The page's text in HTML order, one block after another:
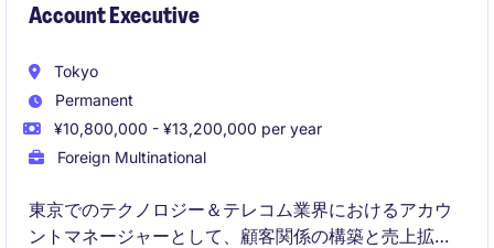
Account Executive
Tokyo
Permanent
¥10,800,000 - ¥13,200,000 per year
Foreign Multinational
東京でのテクノロジー＆テレコム業界におけるアカウ
ントマネージャーとして、顧客関係の構築と売上拡大